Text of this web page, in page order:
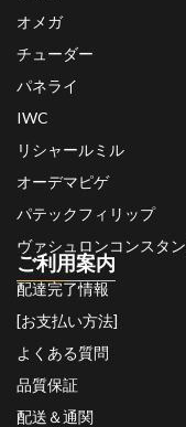
オメガ
チューダー
パネライ
IWC
リシャールミル
オーデマピゲ
パテックフィリップ
ヴァシュロンコンスタ
ご利用案内
配達完了情報
[お支払い方法]
よくある質問
品質保証
配送＆通関